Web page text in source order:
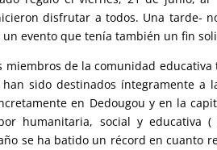
disfrutar a todos. Una tarde-
evento que tenía también un fin
miembros de la comunidad
sido destinados íntegramente a
en Dedougou y en la
humanitaria, social y educativa
se ha batido un récord en cuanto